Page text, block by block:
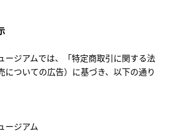
ージアムでは、「特定商取引に関する法
についての広告）に基づき、以下の通り
ージアム